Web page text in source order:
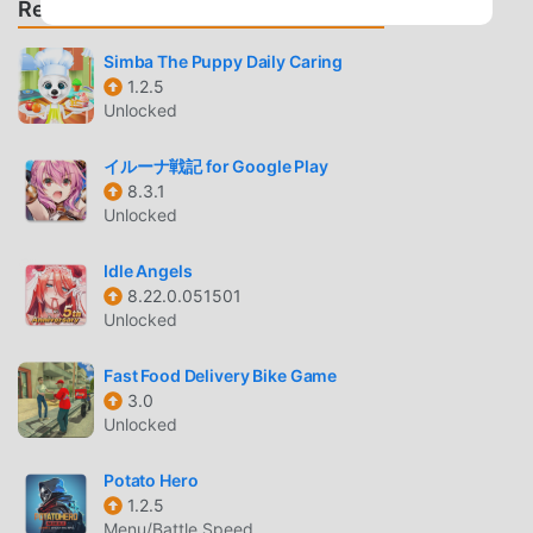
the difference between victory and defeat. Play your cards
mysterious power.■Official Links■Official Website:
https://grimlight.global/Official Twitter Account:
https://twitter.com/GrimlightEN----------------------------
--------------------------------------------백일몽화 이용
시 모바일 기기 기능과 정보의 액세스가 필요합니다.Apple,
Google, Facebook, Twitter와 같은 소셜 미디어 계정을 통한
합니다.고객센터 : grimlight@eightstudio.co.krEIGHT
STUDIO.inc개발자 연락처 : +82535625374개발자 이메일 :
ms@eightstudio.co.kr
GRIMLIGHT INTRODUCCIÓN
Grimlight Como un juego de rpg muy popular
que aman los juegos de rpg . Si desea descargar este
juego, como el sitio de descarga de juegos gratuitos mod
Recomendar Juegos y Aplicaciones
Simba The Puppy Daily Caring
1.2.5
Unlocked
イルーナ戦記 for Google Play
8.3.1
Unlocked
Idle Angels
8.22.0.051501
Unlocked
Fast Food Delivery Bike Game
3.0
Unlocked
Potato Hero
1.2.5
Menu/Battle Speed